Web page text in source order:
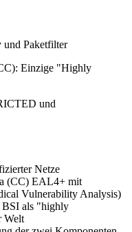
Paketfilter
Einzige "Highly
und
Netze
(CC) EAL4+ mit
Vulnerability Analysis)
BSI als "highly
Welt